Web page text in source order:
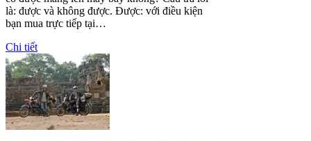
là: được và không được. Được: với điều kiện
bạn mua trực tiếp tại…
Chi tiết